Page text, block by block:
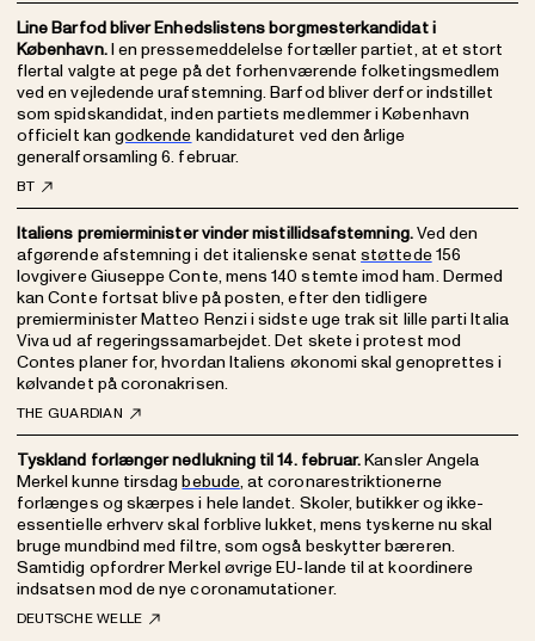
Line Barfod bliver Enhedslistens borgmesterkandidat i
København.I en pressemeddelelse fortæller partiet, at et stort
flertal valgte at pege på det forhenværende folketingsmedlem
ved en vejledende urafstemning. Barfod bliver derfor indstillet
som spidskandidat, inden partiets medlemmer i København
officielt kan godkende kandidaturet ved den årlige
generalforsamling 6. februar.
BT
Italiens premierminister vinder mistillidsafstemning.Ved den
afgørende afstemning i det italienske senatstøttede156
lovgivere Giuseppe Conte, mens 140 stemte imod ham. Dermed
kan Conte fortsat blive på posten, efter den tidligere
premierminister Matteo Renzi i sidste uge trak sit lille parti Italia
Viva ud af regeringssamarbejdet. Det skete i protest mod
Contes planer for, hvordan Italiens økonomi skal genoprettes i
kølvandet på coronakrisen.
THE GUARDIAN
Tyskland forlænger nedlukning til 14. februar.Kansler Angela
Merkel kunne tirsdagbebude, at coronarestriktionerne
forlænges og skærpes i hele landet. Skoler, butikker og ikke-
essentielle erhverv skal forblive lukket, mens tyskerne nu skal
bruge mundbind med filtre, som også beskytter bæreren.
Samtidig opfordrer Merkel øvrige EU-lande til at koordinere
indsatsen mod de nye coronamutationer.
DEUTSCHE WELLE